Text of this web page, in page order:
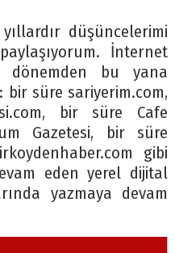
düşüncelerimi
İnternet
dönemden bu yana
bir süre sariyerim.com,
bir süre Cafe
Gazetesi, bir süre
gibi
eden yerel dijital
yazmaya devam